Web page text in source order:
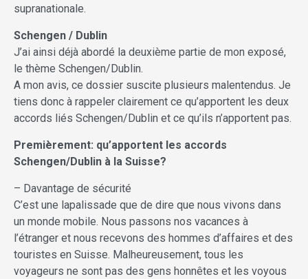
supranationale.
Schengen / Dublin
J’ai ainsi déjà abordé la deuxième partie de mon exposé,
le thème Schengen/Dublin.
A mon avis, ce dossier suscite plusieurs malentendus. Je
tiens donc à rappeler clairement ce qu’apportent les deux
accords liés Schengen/Dublin et ce qu’ils n’apportent pas.
Premièrement: qu’apportent les accords
Schengen/Dublin à la Suisse?
– Davantage de sécurité
C’est une lapalissade que de dire que nous vivons dans
un monde mobile. Nous passons nos vacances à
l’étranger et nous recevons des hommes d’affaires et des
touristes en Suisse. Malheureusement, tous les
voyageurs ne sont pas des gens honnêtes et les voyous